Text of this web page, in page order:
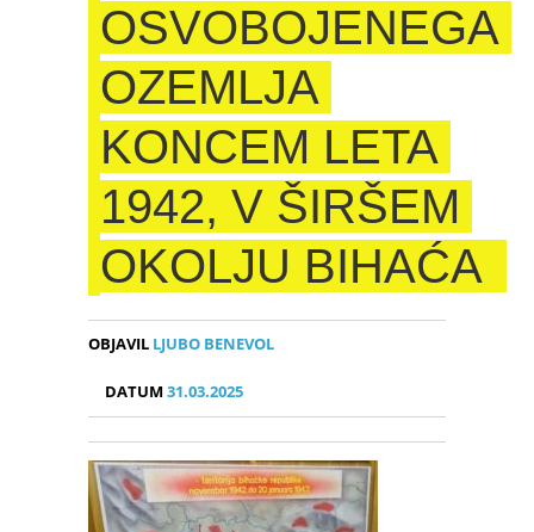
OSVOBOJENEGA
OZEMLJA
KONCEM LETA
1942, V ŠIRŠEM
OKOLJU BIHAĆA
OBJAVIL LJUBO BENEVOL
DATUM31.03.2025